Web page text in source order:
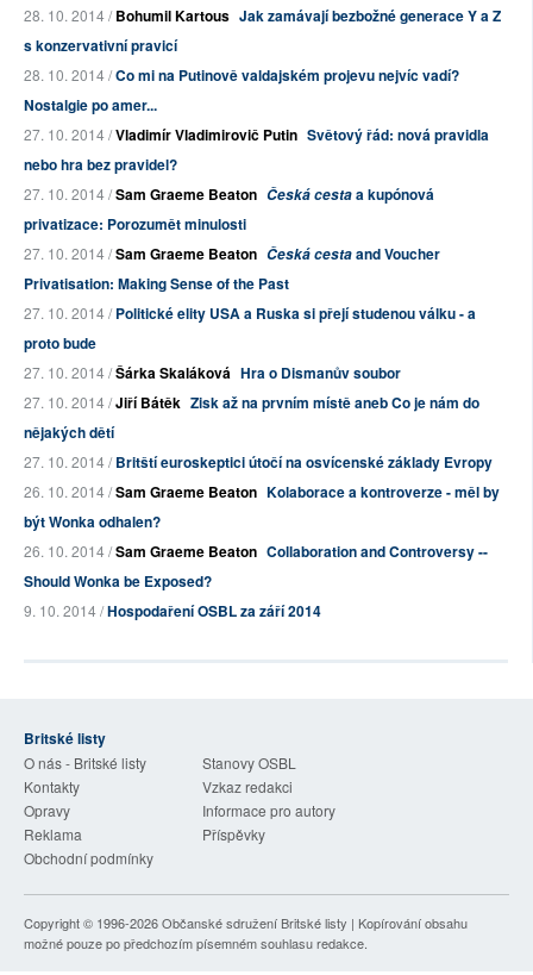
28. 10. 2014 /Bohumil Kartous Jak zamávají bezbožné generace Y a Z
s konzervativní pravicí
28. 10. 2014 /Co mi na Putinově valdajském projevu nejvíc vadí?
Nostalgie po amer...
27. 10. 2014 /Vladimír Vladimirovič Putin Světový řád: nová pravidla
nebo hra bez pravidel?
27. 10. 2014 /Sam Graeme Beaton Česká cestaa kupónová
privatizace: Porozumět minulosti
27. 10. 2014 /Sam Graeme Beaton Česká cestaand Voucher
Privatisation: Making Sense of the Past
27. 10. 2014 /Politické elity USA a Ruska si přejí studenou válku - a
proto bude
27. 10. 2014 /Šárka Skaláková Hra o Dismanův soubor
27. 10. 2014 /Jiří Bátěk Zisk až na prvním místě aneb Co je nám do
nějakých dětí
27. 10. 2014 /Britští euroskeptici útočí na osvícenské základy Evropy
26. 10. 2014 /Sam Graeme Beaton Kolaborace a kontroverze - měl by
být Wonka odhalen?
26. 10. 2014 /Sam Graeme Beaton Collaboration and Controversy --
Should Wonka be Exposed?
9. 10. 2014 /Hospodaření OSBL za září 2014
Britské listy
O nás - Britské listy
Stanovy OSBL
Kontakty
Vzkaz redakci
Opravy
Informace pro autory
Reklama
Příspěvky
Obchodní podmínky
Copyright © 1996-2026Občanské sdružení Britské listy | Kopírování obsahu
možné pouze po předchozím písemném souhlasu redakce.